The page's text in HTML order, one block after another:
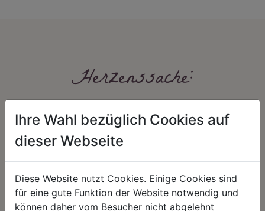
Herzenssache:
HARMONIE FAIRNESS
Ihre Wahl bezüglich Cookies auf
dieser Webseite
Diese Website nutzt Cookies. Einige Cookies sind
für eine gute Funktion der Website notwendig und
können daher vom Besucher nicht abgelehnt